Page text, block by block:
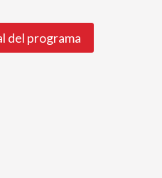
del programa